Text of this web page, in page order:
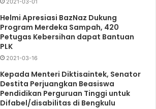
2021-03-01
Helmi Apresiasi BazNaz Dukung
Program Merdeka Sampah, 420
Petugas Kebersihan dapat Bantuan
PLK
2021-03-16
Kepada Menteri Diktisaintek, Senator
Destita Perjuangkan Beasiswa
Pendidikan Perguruan Tinggi untuk
Difabel/disabilitas di Bengkulu